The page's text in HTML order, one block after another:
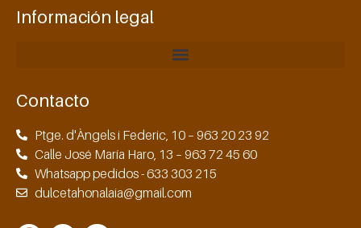
Información legal
Contacto
Ptge. d'Àngels i Federic, 10 – 963 20 23 92
Calle José María Haro, 13 – 963 72 45 60
Whatsapp pedidos - 633 303 215
dulcetahonalaia@gmail.com